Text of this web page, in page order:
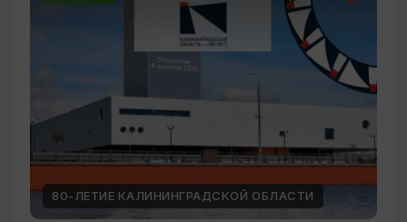
80-ЛЕТИЕ КАЛИНИНГРАДСКОЙ ОБЛАСТИ